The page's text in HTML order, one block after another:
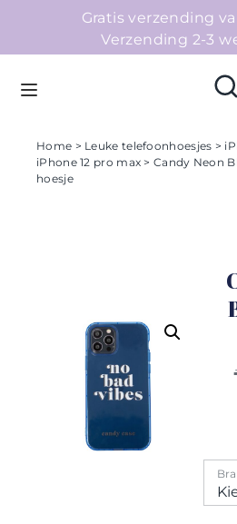
Gratis verzending
Verzending 2-3
Homepage
Collecties
Home > Leuke telefoonhoesjes >
iPhone 12 pro max > Candy Neon
hoesje